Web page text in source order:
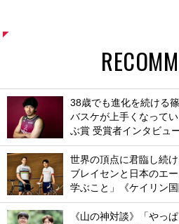
38歳でも進化を続ける
バスケが上手くなって
ぶ賞 受賞者インタビュー
世界の頂点に君臨し続
ブレイセンと日本のエ
学ぶこと」《ケイリン
《山の神対談》「やっ